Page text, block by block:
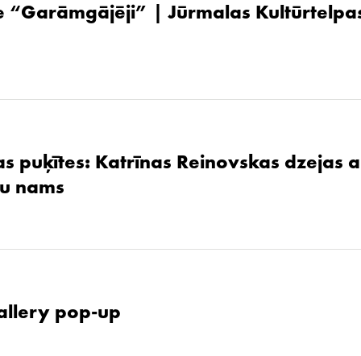
“Garāmgājēji” | Jūrmalas
puķītes: Katrīnas Reinovskas dzejas
nams
pop-up